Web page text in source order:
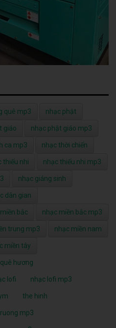
quê mp3 nhạc phật
giáo nhạc phật giáo mp3
ca mp3 nhạc thời chiến
thiếu nhi nhạc thiếu nhi mp3
nhạc giáng sinh
dân gian
bắc nhạc miền bắc mp3
trung mp3 nhạc miền nam
miền tây
hương
lofi nhạc lofi mp3
the hinh
mp3